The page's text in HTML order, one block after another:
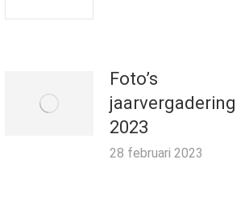
Foto’s
jaarvergadering
2023
28 februari 2023